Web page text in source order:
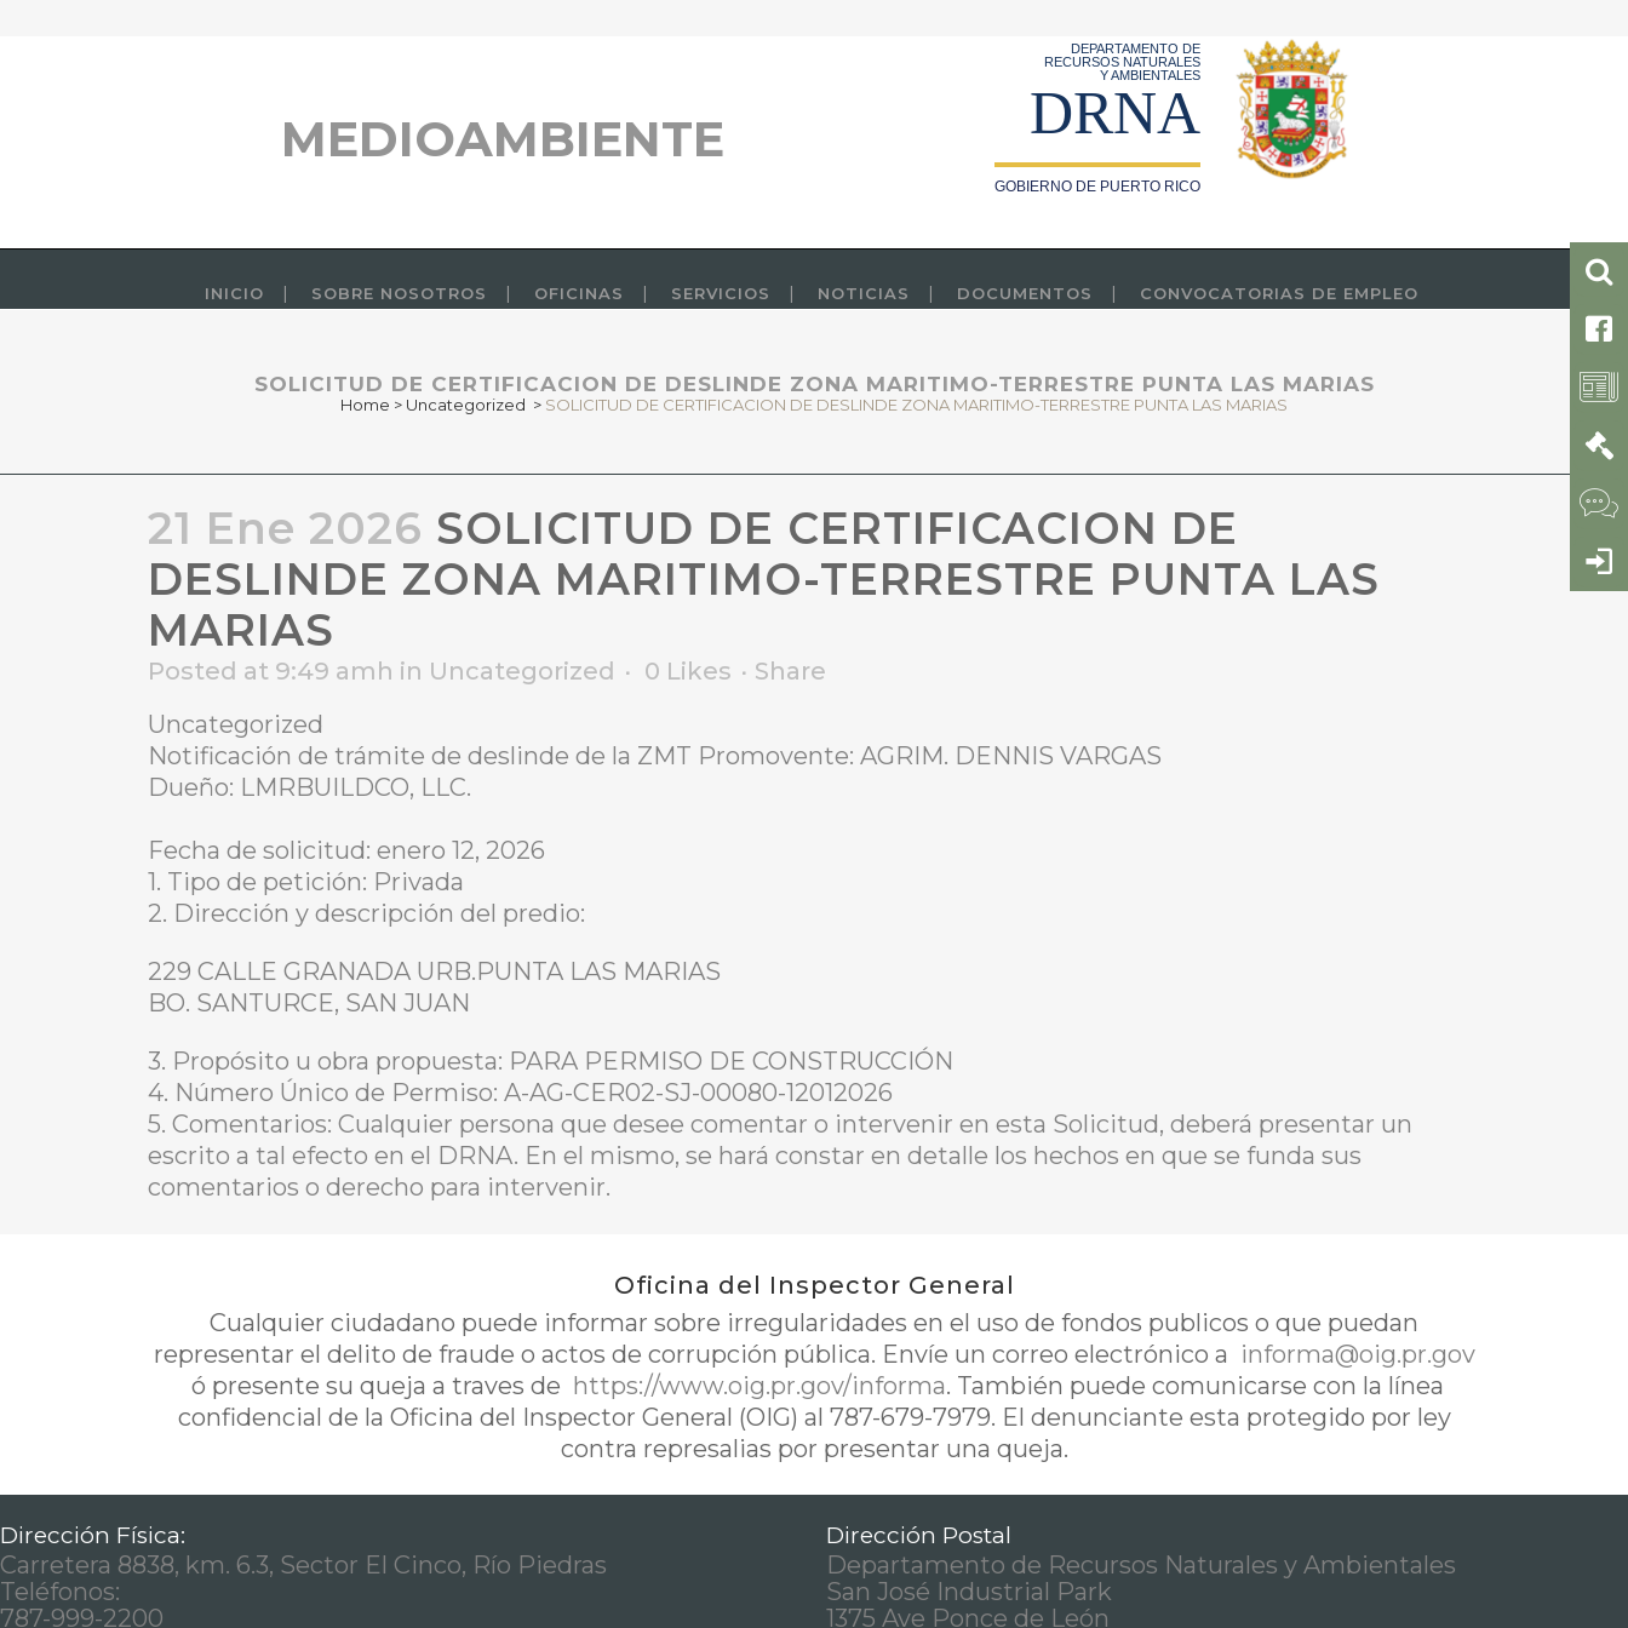
MEDIOAMBIENTE
DEPARTAMENTO DE
RECURSOS NATURALES
Y AMBIENTALES
DRNA
GOBIERNO DE PUERTO RICO
INICIO SOBRE NOSOTROS OFICINAS SERVICIOS NOTICIAS DOCUMENTOS CONVOCATORIAS DE EMPLEO
SOLICITUD DE CERTIFICACION DE DESLINDE ZONA MARITIMO-TERRESTRE PUNTA LAS MARIAS
Home > Uncategorized > SOLICITUD DE CERTIFICACION DE DESLINDE ZONA MARITIMO-TERRESTRE PUNTA LAS MARIAS
21 Ene 2026 SOLICITUD DE CERTIFICACION DE
DESLINDE ZONA MARITIMO-TERRESTRE PUNTA LAS
MARIAS
Posted at 9:49 amh in Uncategorized 0 Likes
Share
Uncategorized
Notificación de trámite de deslinde de la ZMT Promovente: AGRIM. DENNIS VARGAS
Dueño: LMRBUILDCO, LLC.
Fecha de solicitud: enero 12, 2026
1. Tipo de petición: Privada
2. Dirección y descripción del predio:
229 CALLE GRANADA URB.PUNTA LAS MARIAS
BO. SANTURCE, SAN JUAN
3. Propósito u obra propuesta: PARA PERMISO DE CONSTRUCCIÓN
4. Número Único de Permiso: A-AG-CER02-SJ-00080-12012026
5. Comentarios: Cualquier persona que desee comentar o intervenir en esta Solicitud, deberá presentar un
escrito a tal efecto en el DRNA. En el mismo, se hará constar en detalle los hechos en que se funda sus
comentarios o derecho para intervenir.
Oficina del Inspector General
Cualquier ciudadano puede informar sobre irregularidades en el uso de fondos publicos o que puedan
representar el delito de fraude o actos de corrupción pública. Envíe un correo electrónico a informa@oig.pr.gov
ó presente su queja a traves de https://www.oig.pr.gov/informa. También puede comunicarse con la línea
confidencial de la Oficina del Inspector General (OIG) al 787-679-7979. El denunciante esta protegido por ley
contra represalias por presentar una queja.
Dirección Física:
Carretera 8838, km. 6.3, Sector El Cinco, Río Piedras
Teléfonos:
787-999-2200
Dirección Postal
Departamento de Recursos Naturales y Ambientales
San José Industrial Park
1375 Ave Ponce de León